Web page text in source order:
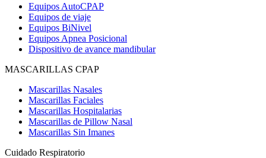
Equipos AutoCPAP
Equipos de viaje
Equipos BiNivel
Equipos Apnea Posicional
Dispositivo de avance mandibular
MASCARILLAS CPAP
Mascarillas Nasales
Mascarillas Faciales
Mascarillas Hospitalarias
Mascarillas de Pillow Nasal
Mascarillas Sin Imanes
Cuidado Respiratorio